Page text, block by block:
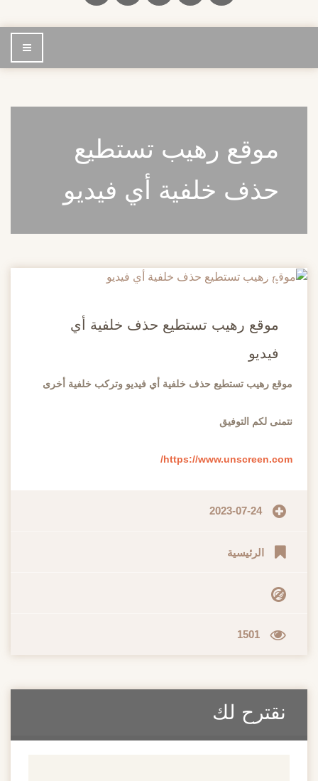
إضغط
للتصفح
موقع رهيب تستطيع
حذف خلفية أي فيديو
20
موقع رهيب تستطيع حذف خلفية أي
فيديو
موقع رهيب تستطيع حذف خلفية أي فيديو وتركب خلفية أخرى
نتمنى لكم التوفيق
https://www.unscreen.com/
2023-07-24
الرئيسية
1501
نقترح لك